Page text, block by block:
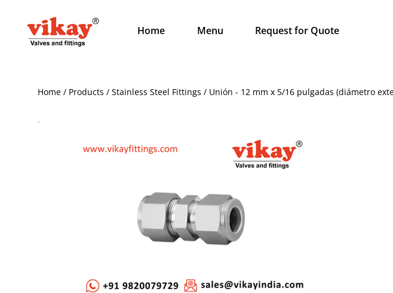
Home Menu Request for Quote
Home / Products / Stainless Steel Fittings / Unión - 12 mm x 5/16 pulgadas (diámetro